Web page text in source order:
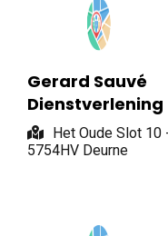
Gerard Sauvé
Dienstverlening
Het Oude Slot 10
5754HV Deurne